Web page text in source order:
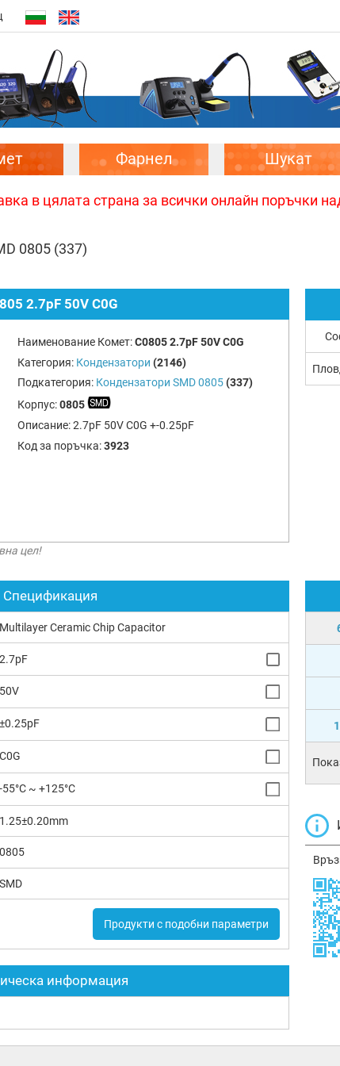
Фарнел Шукат
в цялата страна за всички онлайн поръчки
0805 (337)
2.7pF 50V C0G
Наименование Комет:C0805 2.7pF 50V C0G
Категория: Кондензатори (2146)
Подкатегория: Кондензатори SMD 0805 (337)
Корпус:0805
Описание:2.7pF 50V C0G +-0.25pF
Код за поръчка:3923
цел!
Спецификация
Multilayer Ceramic Chip Capacitor
2.7pF
50V
±0.25pF
C0G
-55°C ~ +125°C
1.25±0.20mm
0805
SMD
Продукти с подобни параметри
информация